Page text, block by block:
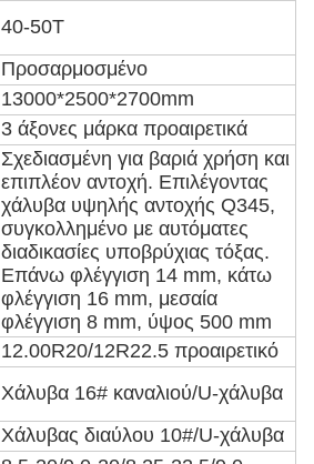
40-50Τ
Προσαρμοσμένο
13000*2500*2700mm
3 άξονες μάρκα προαιρετικά
Σχεδιασμένη για βαριά χρήση και
επιπλέον αντοχή. Επιλέγοντας
χάλυβα υψηλής αντοχής Q345,
συγκολλημένο με αυτόματες
διαδικασίες υποβρύχιας τόξας.
Επάνω φλέγγιση 14 mm, κάτω
φλέγγιση 16 mm, μεσαία
φλέγγιση 8 mm, ύψος 500 mm
12.00R20/12R22.5 προαιρετικό
Χάλυβα 16# καναλιού/U-χάλυβα
Χάλυβας διαύλου 10#/U-χάλυβα